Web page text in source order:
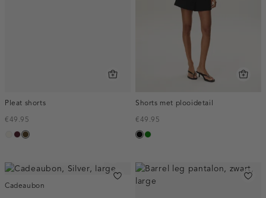
Pleat shorts
€49.95
creme,
pruim,
toffee
Shorts met plooidetail
€49.95
zwartgroen
Cadeaubon